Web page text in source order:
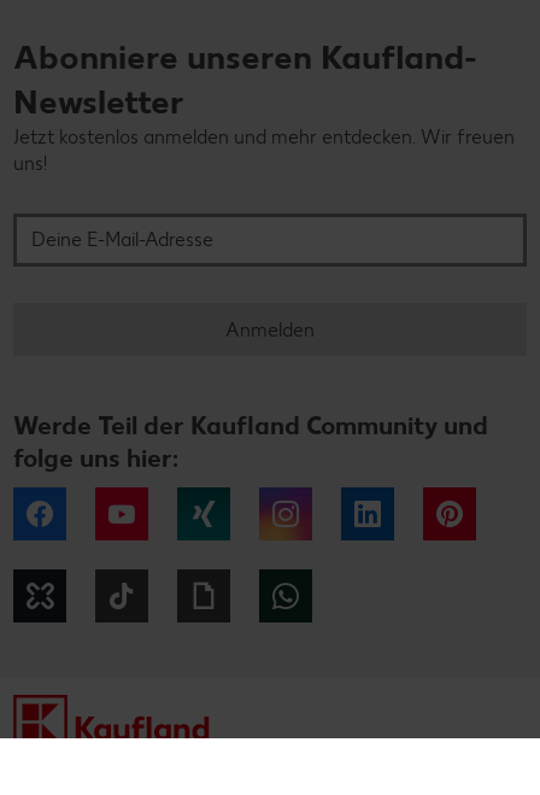
Abonniere unseren Kaufland-
Newsletter
Jetzt kostenlos anmelden und mehr entdecken. Wir freuen
uns!
Anmelden
Werde Teil der Kaufland Community und
folge uns hier:
Facebook YouTube Instagram LinkedIn
Kununu Giphy